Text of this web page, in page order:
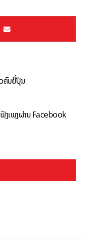
ຄົນຍີ່ປຸ່ນ
ງເພງຜ່ານ Facebook